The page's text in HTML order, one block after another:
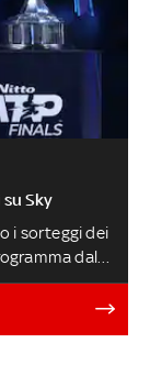
su Sky
i sorteggi dei
dal
Sky Sport e
primi due della